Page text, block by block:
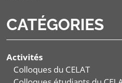
CATÉGORIES
Activités
Colloques du CELAT